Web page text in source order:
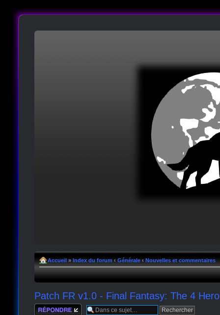
Accueil » Index du forum ‹ Générale ‹ Nouvelles et commentaires
Patch FR v1.0 - Final Fantasy: The 4
Répondre